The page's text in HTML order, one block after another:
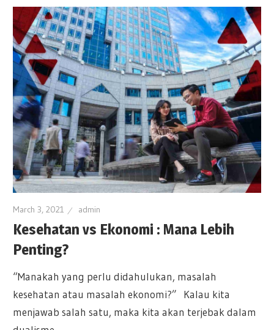
March 3, 2021 admin
Kesehatan vs Ekonomi : Mana Lebih
Penting?
“Manakah yang perlu didahulukan, masalah
kesehatan atau masalah ekonomi?” Kalau kita
menjawab salah satu, maka kita akan terjebak dalam